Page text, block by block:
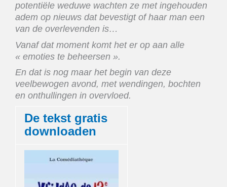
potentiële weduwe wachten ze met ingehouden
adem op nieuws dat bevestigt of haar man een
van de overlevenden is…
Vanaf dat moment komt het er op aan alle
« emoties te beheersen ».
En dat is nog maar het begin van deze
veelbewogen avond, met wendingen, bochten
en onthullingen in overvloed.
De tekst gratis
downloaden